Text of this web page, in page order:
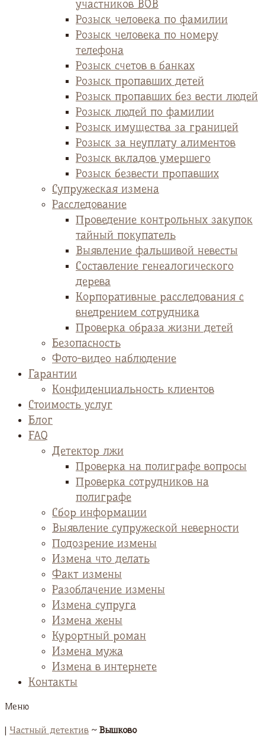
участников ВОВ
Розыск человека по фамилии
Розыск человека по номеру
телефона
Розыск счетов в банках
Розыск пропавших детей
Розыск пропавших без вести людей
Розыск людей по фамилии
Розыск имущества за границей
Розыск за неуплату алиментов
Розыск вкладов умершего
Розыск безвести пропавших
Супружеская измена
Расследование
Проведение контрольных закупок
тайный покупатель
Выявление фальшивой невесты
Cоставление генеалогического
дерева
Корпоративные расследования с
внедрением сотрудника
Проверка образа жизни детей
Безопасность
Фото-видео наблюдение
Гарантии
Конфиденциальность клиентов
Стоимость услуг
Блог
FAQ
Детектор лжи
Проверка на полиграфе вопросы
Проверка сотрудников на
полиграфе
Сбор информации
Выявление супружеской неверности
Подозрение измены
Измена что делать
Факт измены
Разоблачение измены
Измена супруга
Измена жены
Курортный роман
Измена мужа
Измена в интернете
Контакты
Меню
| Частный детектив ~ Вышково